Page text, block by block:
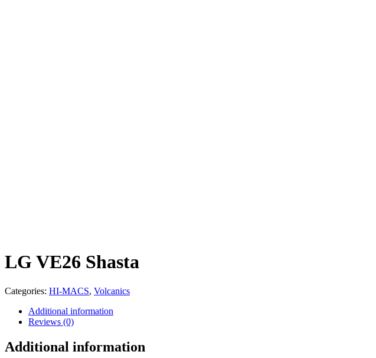
LG VE26 Shasta
Categories: HI-MACS, Volcanics
Additional information
Reviews (0)
Additional information